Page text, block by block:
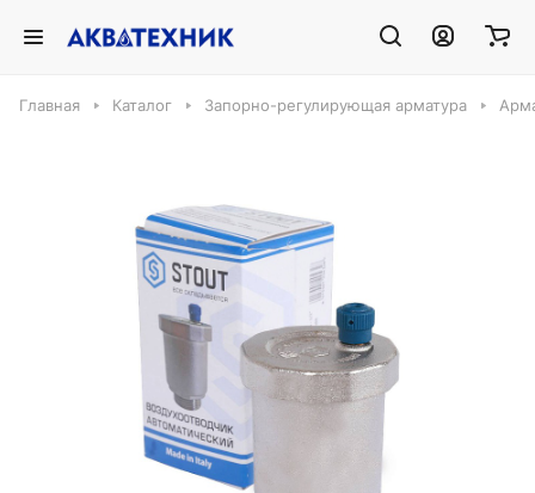
Главная Каталог Запорно-регулирующая арматура